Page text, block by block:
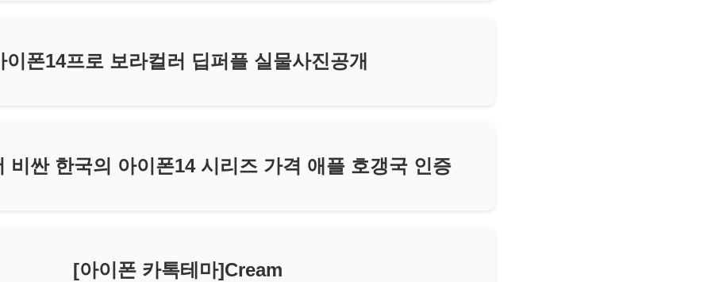
이폰14프로 보라컬러 딥퍼플 실물사진공개
비싼 한국의 아이폰14 시리즈 가격 애플 호갱국 인증
[아이폰 카톡테마]Cream